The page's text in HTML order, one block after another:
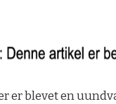
er blevet en